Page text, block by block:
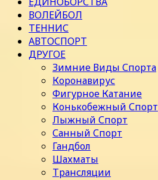
ВОЛЕЙБОЛ
ТЕННИС
АВТОСПОРТ
ДРУГОЕ
Зимние Виды Спорта
Коронавирус
Фигурное Катание
Конькобежный Спорт
Лыжный Спорт
Санный Спорт
Гандбол
Шахматы
Трансляции